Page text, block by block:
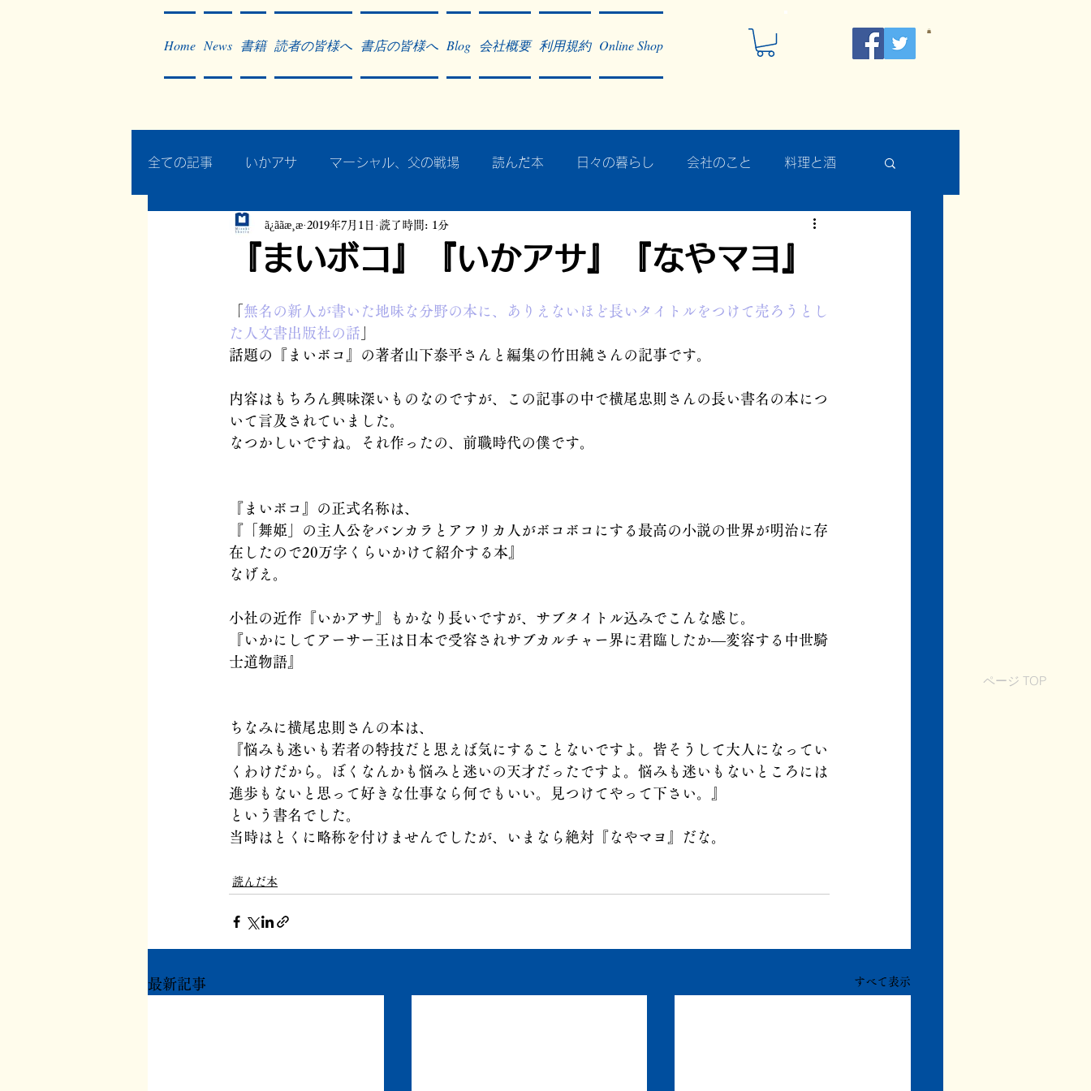
Home News 書籍 読者の皆様へ 書店の皆様へ Blog 会社概要 利用規約 Online Shop
ページ TOP
全ての記事 いかアサ マーシャル、父の戦場 読んだ本 日々の暮らし 会社のこと 料理と酒
秘蔵写真200枚でたどるアジア・太平洋戦争
『まいボコ』『いかアサ』『なやマヨ』
ã¿ããæ¸æ 2019年7月1日 読了時間: 1分
無名の新人が書いた地味な分野の本に、ありえないほど長いタイトルをつけて売ろうとし
た人文書出版社の話 」
話題の『まいボコ』の著者山下泰平さんと編集の竹田純さんの記事です。
内容はもちろん興味深いものなのですが、この記事の中で横尾忠則さんの長い書名の本につ
いて言及されていました。
なつかしいですね。それ作ったの、前職時代の僕です。
『まいボコ』の正式名称は、
『「舞姫」の主人公をバンカラとアフリカ人がボコボコにする最高の小説の世界が明治に存
在したので20万字くらいかけて紹介する本』
なげえ。
小社の近作『いかアサ』もかなり長いですが、サブタイトル込みでこんな感じ。
『いかにしてアーサー王は日本で受容されサブカルチャー界に君臨したか―変容する中世騎
士道物語』
ちなみに横尾忠則さんの本は、
『悩みも迷いも若者の特技だと思えば気にすることないですよ。皆そうして大人になってい
くわけだから。ぼくなんかも悩みと迷いの天才だったですよ。悩みも迷いもないところには
進歩もないと思って好きな仕事なら何でもいい。見つけてやって下さい。』
という書名でした。
当時はとくに略称を付けませんでしたが、いまなら絶対『なやマヨ』だな。
読んだ本
最新記事 すべて表示